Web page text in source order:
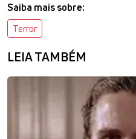
Saiba mais sobre:
Terror
LEIA TAMBÉM